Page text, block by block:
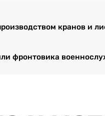
кранов и
фронтовика